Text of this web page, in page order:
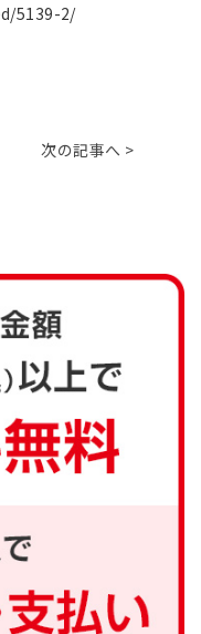
5139-2/
次の記事へ >